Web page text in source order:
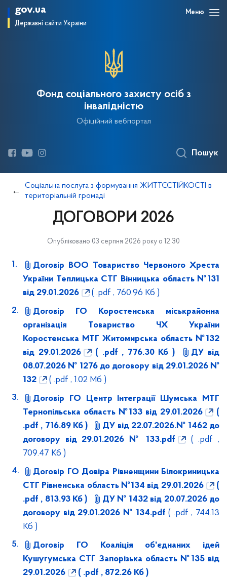
gov.ua
Державні сайти України
Меню
Фонд соціального захисту осіб з
інвалідністю
Офіційний вебпортал
Пошук
Соціальна послуга з формування ЖИТТЄСТІЙКОСТІ в
територіальній громаді
ДОГОВОРИ 2026
Опубліковано 03 серпня 2026 року о 12:30
Договір ВОО Товариство Червоного Хреста
України Теплицька СТГ Вінницька область №131
від 29.01.2026
( .pdf , 760.96 Кб )
Договір ГО Коростенська міськрайонна
організація Товариство ЧХ України
Коростенська МТГ Житомирська область №132
від 29.01.2026
( .pdf , 776.30 Кб )
ДУ від
08.07.2026 № 1276 до договору від 29.01.2026 №
132
( .pdf , 1.02 Мб )
Договір ГО Центр Інтеграції Шумська МТГ
Тернопільська область №133 від 29.01.2026
(
.pdf , 716.89 Кб )
ДУ від 22.07.2026.№ 1462 до
договору від 29.01.2026 № 133.pdf
( .pdf ,
709.47 Кб )
Договір ГО Довіра Рівненщини Білокриницька
СТГ Рівненська область №134 від 29.01.2026
(
.pdf , 813.93 Кб )
ДУ № 1432 від 20.07.2026 до
договору від 29.01.2026 № 134.pdf ( .pdf , 744.13
Кб )
Договір ГО Коаліція об'єднаних ідей
Кушугумська СТГ Запорізька область №135 від
29.01.2026
( .pdf , 872.26 Кб )